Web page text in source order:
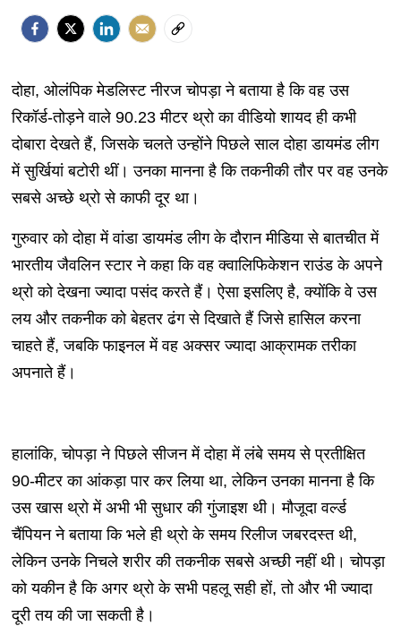
दोहा, ओलंपिक मेडलिस्ट नीरज चोपड़ा ने बताया है कि वह उस
रिकॉर्ड-तोड़ने वाले 90.23 मीटर थ्रो का वीडियो शायद ही कभी
दोबारा देखते हैं, जिसके चलते उन्होंने पिछले साल दोहा डायमंड लीग
में सुर्खियां बटोरी थीं। उनका मानना ​​है कि तकनीकी तौर पर वह उनके
सबसे अच्छे थ्रो से काफी दूर था।
गुरुवार को दोहा में वांडा डायमंड लीग के दौरान मीडिया से बातचीत में
भारतीय जैवलिन स्टार ने कहा कि वह क्वालिफिकेशन राउंड के अपने
थ्रो को देखना ज्यादा पसंद करते हैं। ऐसा इसलिए है, क्योंकि वे उस
लय और तकनीक को बेहतर ढंग से दिखाते हैं जिसे हासिल करना
चाहते हैं, जबकि फाइनल में वह अक्सर ज्यादा आक्रामक तरीका
अपनाते हैं।
हालांकि, चोपड़ा ने पिछले सीजन में दोहा में लंबे समय से प्रतीक्षित
90-मीटर का आंकड़ा पार कर लिया था, लेकिन उनका मानना ​​है कि
उस खास थ्रो में अभी भी सुधार की गुंजाइश थी। मौजूदा वर्ल्ड
चैंपियन ने बताया कि भले ही थ्रो के समय रिलीज जबरदस्त थी,
लेकिन उनके निचले शरीर की तकनीक सबसे अच्छी नहीं थी। चोपड़ा
को यकीन है कि अगर थ्रो के सभी पहलू सही हों, तो और भी ज्यादा
दूरी तय की जा सकती है।